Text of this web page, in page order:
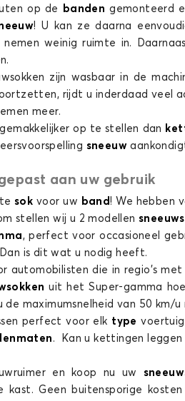
op de
bandengemonteerd
! U kan ze daarna
nemen weinig ruimte in.
zijn wasbaar in de
rijdt u inderdaad veel
meer.
op te stellen dan
sneeuw
aan uw gebruik
sok voor uw band! We hebben
stellen wij u 2 modellen
, perfect voor occasioneel
is dit wat u nodig heeft.
automobilisten die in regio's
uit het Super-gamma
maximumsnelheid van 50 km/
perfect voor elk type
. Kan u kettingen leggen
en koop nu uw
kast. Geen buitensporige